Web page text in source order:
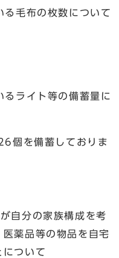
毛布の枚数について
ライト等の備蓄量に
個を備蓄しておりま
自分の家族構成を考
薬品等の物品を自宅
について